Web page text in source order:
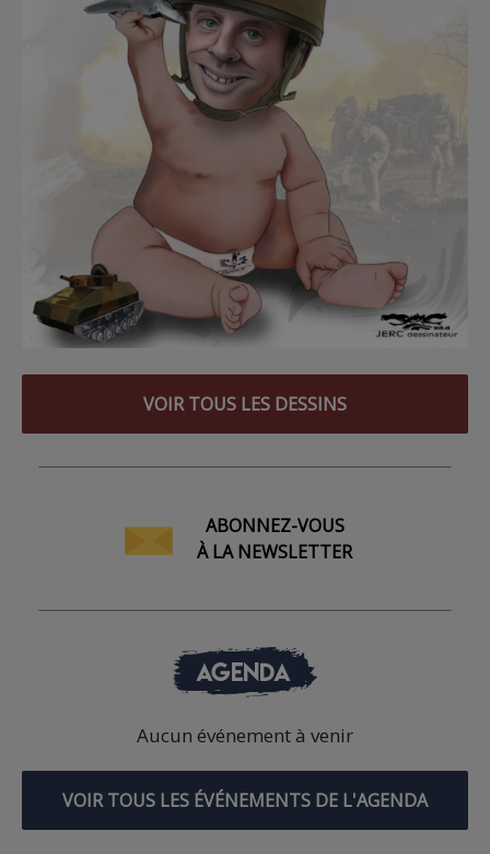
VOIR TOUS LES DESSINS
ABONNEZ-VOUS
À LA NEWSLETTER
AGENDA
Aucun événement à venir
VOIR TOUS LES ÉVÉNEMENTS DE L'AGENDA